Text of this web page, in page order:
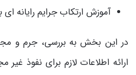
آموزش ارتکاب جرایم رایانه ای
در این بخش به بررسی، جرم و
ارائه اطلاعات لازم برای نفوذ غیر